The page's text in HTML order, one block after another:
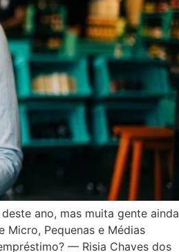
ano, mas muita gente ainda
Pequenas e Médias
— Risia Chaves dos